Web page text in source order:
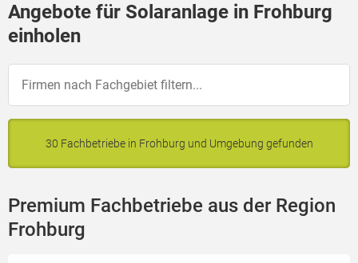
Angebote für Solaranlage in Frohburg
einholen
30 Fachbetriebe in Frohburg und Umgebung gefunden
Premium Fachbetriebe aus der Region
Frohburg